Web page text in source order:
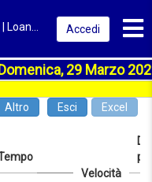
Accedi
29 Marzo
Altro Esci Excel
Velocità